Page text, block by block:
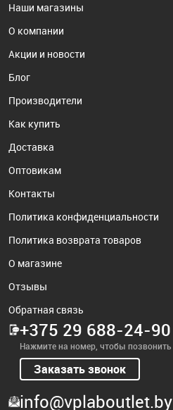
Наши магазины
О компании
Акции и новости
Блог
Производители
Как купить
Доставка
Оптовикам
Контакты
Политика конфиденциальности
Политика возврата товаров
О магазине
Отзывы
Обратная связь
+375 29 688-24-90
Нажмите на номер, чтобы позвонить
Заказать звонок
info@vplaboutlet.by